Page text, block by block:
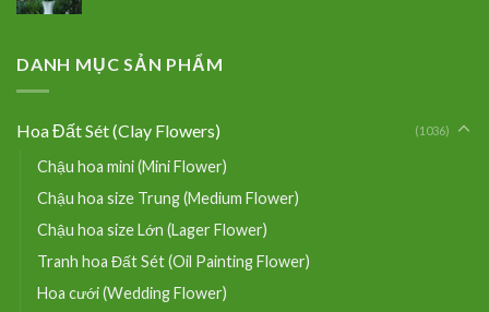
DANH MỤC SẢN PHẨM
Hoa Đất Sét (Clay Flowers) (1036)
Chậu hoa mini (Mini Flower)
Chậu hoa size Trung (Medium Flower)
Chậu hoa size Lớn (Lager Flower)
Tranh hoa Đất Sét (Oil Painting Flower)
Hoa cưới (Wedding Flower)